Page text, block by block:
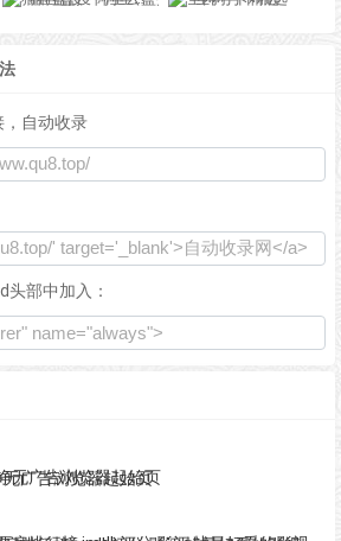
自动收录
部中加入：
无广告浏览器起始页